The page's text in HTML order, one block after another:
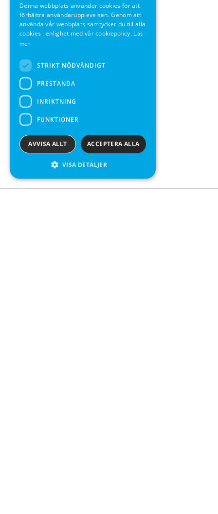
SWEDISH
FRENCH
Denna webbplats använder cookies för att
förbättra användarupplevelsen. Genom att
använda vår webbplats samtycker du till alla
cookies i enlighet med vår cookiepolicy. Läs
mer
STRIKT NÖDVÄNDIGT
PRESTANDA
INRIKTNING
FUNKTIONER
ACCEPTERA ALLA
AVVISA ALLT
VISA DETALJER